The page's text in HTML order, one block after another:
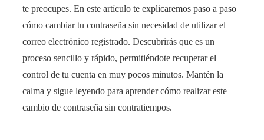
te preocupes. En este artículo te explicaremos paso a paso
cómo cambiar tu contraseña sin necesidad de utilizar el
correo electrónico registrado. Descubrirás que es un
proceso sencillo y rápido, permitiéndote recuperar el
control de tu cuenta en muy pocos minutos. Mantén la
calma y sigue leyendo para aprender cómo realizar este
cambio de contraseña sin contratiempos.